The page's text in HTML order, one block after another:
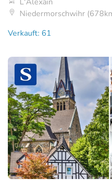
Niedermorschwihr
Verkauft: 61